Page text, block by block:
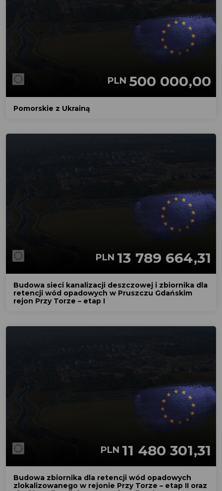
PLN 500 000,00
Pomorskie z Ukrainą
PLN 13 789 664,31
Budowa sieci kanalizacji deszczowej i zbiornika dla
retencji wód opadowych w Pruszczu Gdańskim
rejon Przy Torze – etap I
PLN 11 480 301,31
Budowa zbiornika dla retencji wód opadowych
zlokalizowanego w rejonie Przy Torze – etap II oraz